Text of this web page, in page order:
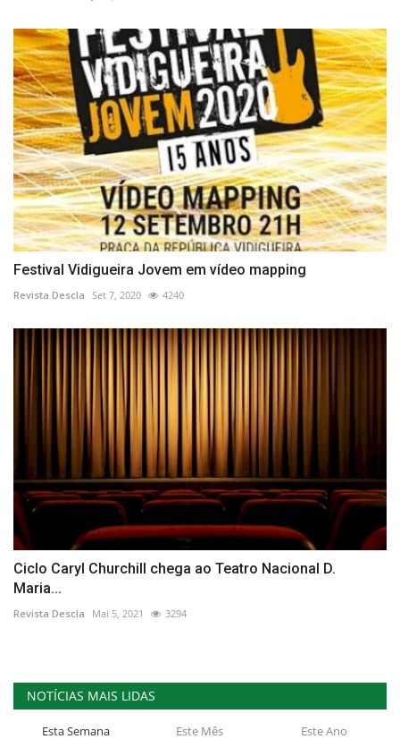
Festival Vidigueira Jovem em vídeo mapping
Revista Descla Set 7, 2020 4240
Ciclo Caryl Churchill chega ao Teatro Nacional D.
Maria...
Revista Descla Mai 5, 2021 3294
NOTÍCIAS MAIS LIDAS
Esta Semana Este Mês Este Ano